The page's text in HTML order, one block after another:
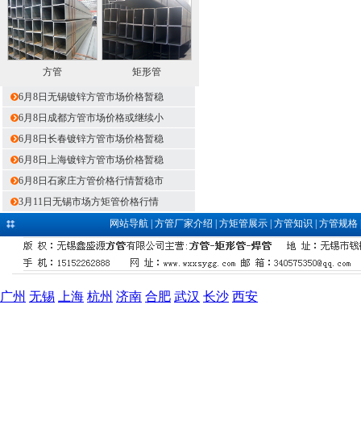
方管 矩形管
6月8日无锡镀锌方管市场价格暂稳
6月8日成都方管市场价格或继续小
6月8日长春镀锌方管市场价格暂稳
6月8日上海镀锌方管市场价格暂稳
6月8日石家庄方管价格行情暂稳市
3月11日无锡市场方矩管价格行情
网站导航| 方管厂家介绍 方矩管展示| 方管知识 方管规格
广州 无锡 上海 杭州 济南 合肥 武汉 长沙 西安